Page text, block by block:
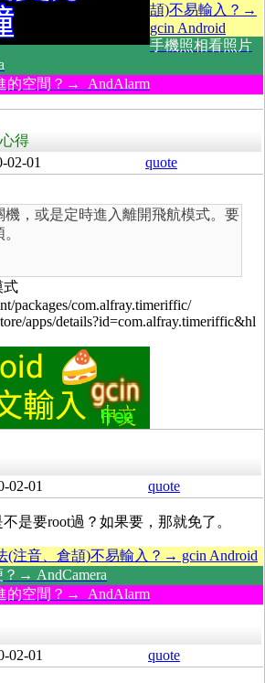
頡)不易輸入？→
gcin Android
手機照相看照片
的空間？→ AndAlarm
得
02-01 quote
機，或是定時進入離開飛航模式。要
式
packages/com.alfray.timeriffic/
apps/details?id=com.alfray.timeriffic&hl
02-01 quote
是要root過？如果要，那就免了。
(注音、倉頡)不易輸入？→ gcin Android
→ AndCamera
的空間？→ AndAlarm
02-01 quote